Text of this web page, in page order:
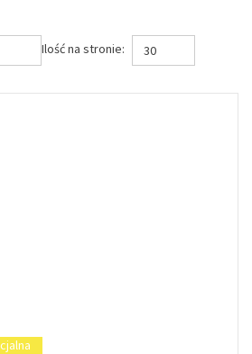
Ilość na stronie: 30